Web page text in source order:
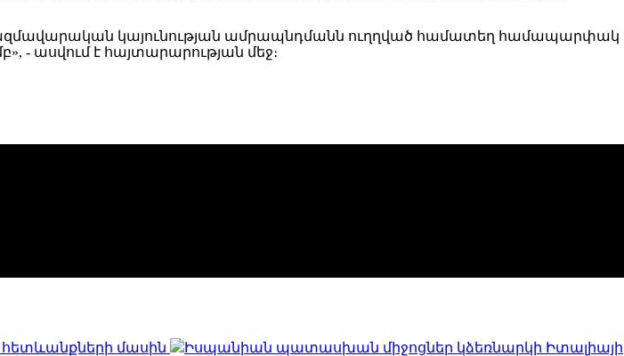
կայունության ամրապնդմանն ուղղված համատեղ համապարփակ
- ասվում է հայտարարության մեջ։
հետևանքների մասին
Իսպանիան պատասխան միջոցներ կձեռնարկի Իտալիայի